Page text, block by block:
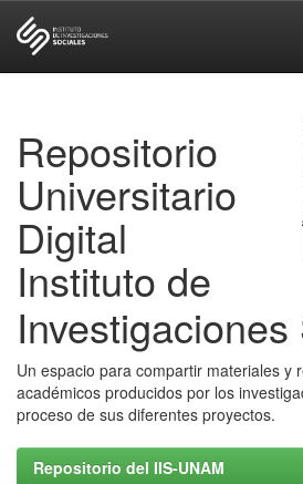
Repositorio
Universitario
Digital
Instituto de
Un espacio para compartir materiales y
académicos producidos por los
proceso de sus diferentes proyectos.
Repositorio del IIS-UNAM